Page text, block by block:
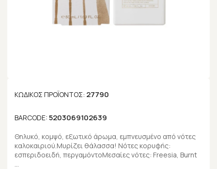
ΚΩΔΙΚΌΣ ΠΡΟΪΌΝΤΟΣ: 27790
BARCODE: 5203069102639
Θηλυκό, κομψό, εξωτικό άρωμα, εμπνευσμένο από νότες
καλοκαιριού.Μυρίζει θάλασσα! Νότες κορυφής:
εσπεριδοειδή, περγαμόντοΜεσαίες νότες: Freesia, Burnt
…